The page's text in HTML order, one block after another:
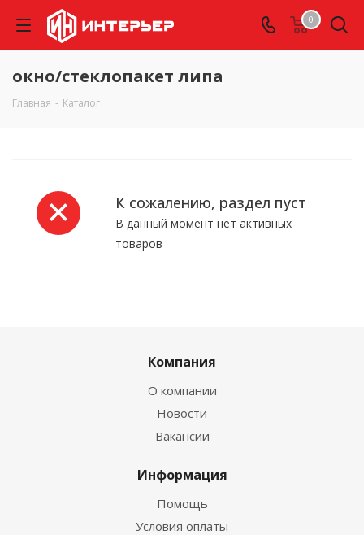
0
окно/стеклопакет липа
Главная - Каталог
К сожалению, раздел пуст
В данный момент нет активных
товаров
Компания
О компании
Новости
Вакансии
Информация
Помощь
Условия оплаты